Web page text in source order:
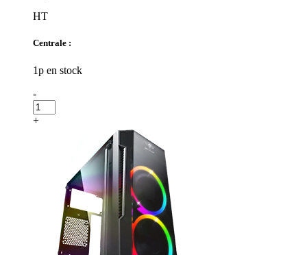
HT
Centrale :
1p en stock
-
+